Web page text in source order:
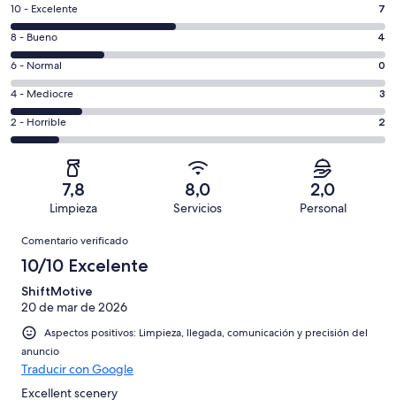
7
comentarios
de
un
total
de
16
con
puntuación
10 - Excelente 7
4
comentarios
de
un
total
de
puntuación
8 - Bueno 4
0
comentarios
de
un
total
puntuación
Normal
6 - Normal 0
3
comentarios
de
una
puntuación
Mediocre
4 - Mediocre 3
2
comentarios
16
una
puntuación
de
Horrible
2 - Horrible 2
7,8
Limpieza
8,0
Servicios
2,0
Personal
Comentarios
Comentario verificado
10/10 Excelente
ShiftMotive
20 de mar de 2026
Aspectos positivos: Limpieza, llegada, comunicación y precisión del
anuncio
Traducir con Google
Excellent scenery